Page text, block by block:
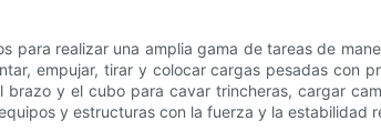
​​para realizar una amplia gama de tareas de
empujar, tirar y colocar cargas pesadas con
y el cubo para cavar trincheras, cargar
y estructuras con la fuerza y ​​la estabilidad